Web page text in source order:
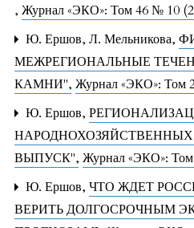
, Журнал «ЭКО»: Том 46 № 10
Ю. Ершов, Л. Мельникова,
МЕЖРЕГИОНАЛЬНЫЕ
КАМНИ", Журнал «ЭКО»: Том
Ю. Ершов,
НАРОДНОХОЗЯЙСТВЕННЫХ
ВЫПУСК", Журнал «ЭКО»:
Ю. Ершов, ЧТО ЖДЕТ
ВЕРИТЬ ДОЛГОСРОЧНЫМ